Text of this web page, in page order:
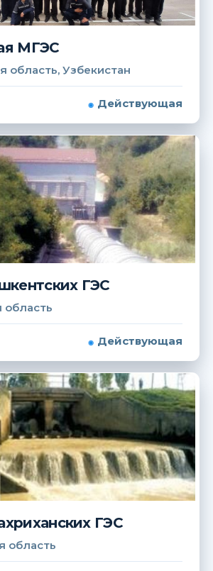
МГЭС
область, Узбекистан
Действующая
ГЭС
область
Действующая
ГЭС
область